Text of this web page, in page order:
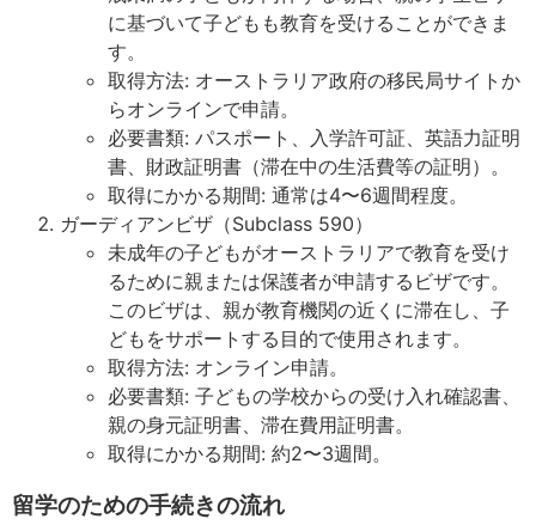
に基づいて子どもも教育を受けることができま
す。
取得方法: オーストラリア政府の移民局サイトか
らオンラインで申請。
必要書類: パスポート、入学許可証、英語力証明
書、財政証明書（滞在中の生活費等の証明）。
取得にかかる期間: 通常は4〜6週間程度。
ガーディアンビザ（Subclass 590）
未成年の子どもがオーストラリアで教育を受け
るために親または保護者が申請するビザです。
このビザは、親が教育機関の近くに滞在し、子
どもをサポートする目的で使用されます。
取得方法: オンライン申請。
必要書類: 子どもの学校からの受け入れ確認書、
親の身元証明書、滞在費用証明書。
取得にかかる期間: 約2〜3週間。
留学のための手続きの流れ